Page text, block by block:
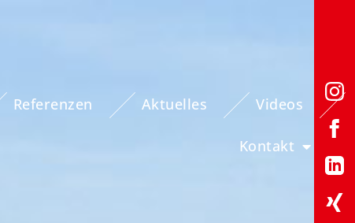
Referenzen Aktuelles Videos
Kontakt